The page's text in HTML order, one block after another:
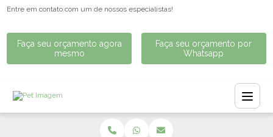
Entre em contato com um de nossos especialistas!
Faça seu orçamento agora
mesmo
Faça seu orçamento por
Whatsapp